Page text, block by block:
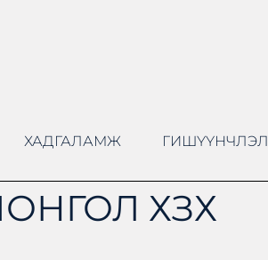
ХАДГАЛАМЖ ГИШҮҮНЧЛЭЛ
ХЗХ